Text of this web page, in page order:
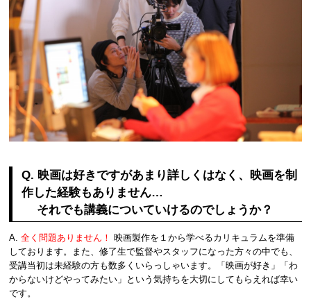
Q. 映画は好きですがあまり詳しくはなく、映画を制
作した経験もありません…
それでも講義についていけるのでしょうか？
A.全く問題ありません！ 映画製作を１から学べるカリキュラムを準備
しております。また、修了生で監督やスタッフになった方々の中でも、
受講当初は未経験の方も数多くいらっしゃいます。「映画が好き」「わ
からないけどやってみたい」という気持ちを大切にしてもらえれば幸い
です。